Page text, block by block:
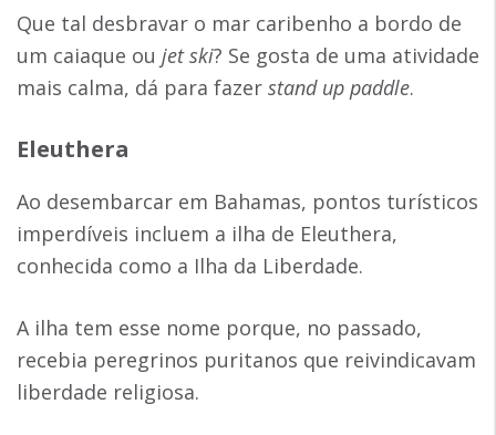
Que tal desbravar o mar caribenho a bordo de
um caiaque ou jet ski? Se gosta de uma atividade
mais calma, dá para fazer stand up paddle.
Eleuthera
Ao desembarcar em Bahamas, pontos turísticos
imperdíveis incluem a ilha de Eleuthera,
conhecida como a Ilha da Liberdade.
A ilha tem esse nome porque, no passado,
recebia peregrinos puritanos que reivindicavam
liberdade religiosa.